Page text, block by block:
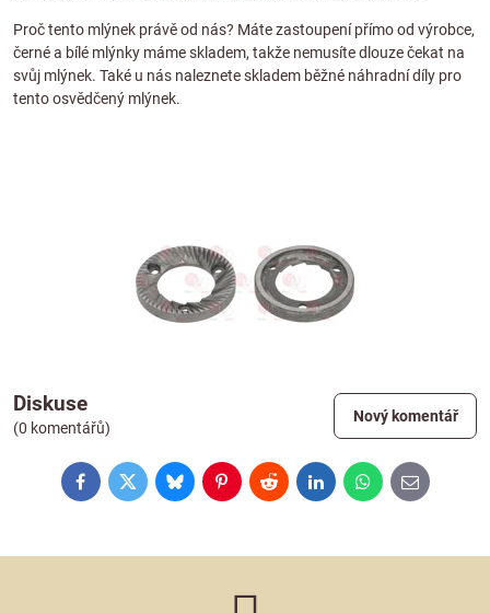
Proč tento mlýnek právě od nás? Máte zastoupení přímo od výrobce,
černé a bílé mlýnky máme skladem, takže nemusíte dlouze čekat na
svůj mlýnek. Také u nás naleznete skladem běžné náhradní díly pro
tento osvědčený mlýnek.
Diskuse
(0 komentářů)
Nový komentář
FacebookTwitterBlueskyPinterestRedditLinkedInWhatsApp
E-
mail